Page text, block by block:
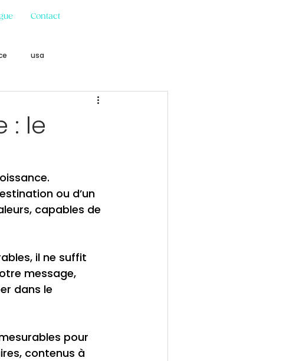
Contact
usa
: le
ou d’un
capables de
il ne suffit
message,
dans le
pour
contenus à